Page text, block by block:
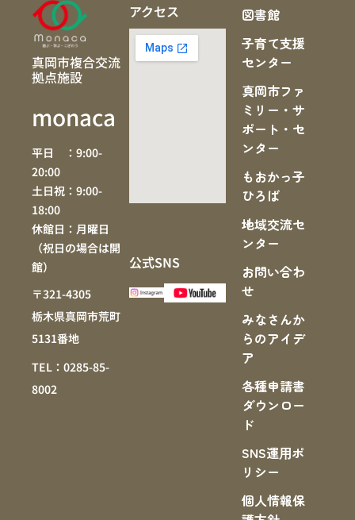
真岡市複合交流
拠点施設
monaca
平日 ：9:00-
20:00
土日祝：9:00-
18:00
休館日：月曜日
（祝日の場合は開
館）
〒321-4305
栃木県真岡市荒町
5131番地
TEL：0285-85-
8002
アクセス
公式SNS
図書館
子育て支援
センター
真岡市ファ
ミリー・サ
ポート・セ
ンター
もおかっ子
ひろば
地域交流セ
ンター
お問い合わ
せ
みなさんか
らのアイデ
ア
各種申請書
ダウンロー
ド
SNS運⽤ポ
リシー
個人情報保